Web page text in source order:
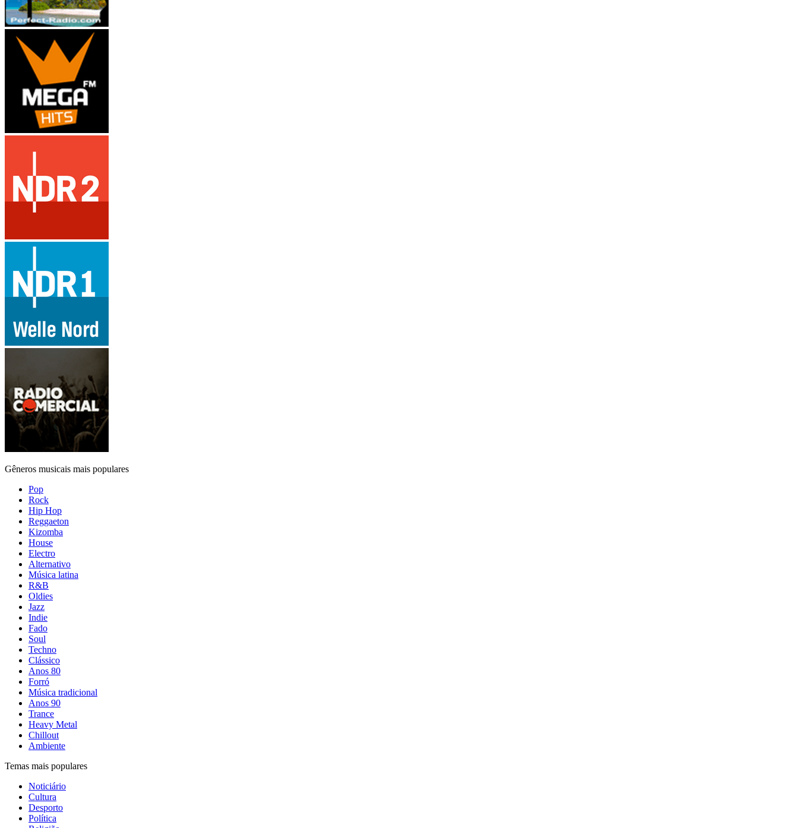
Gêneros musicais mais populares
Pop
Rock
Hip Hop
Reggaeton
Kizomba
House
Electro
Alternativo
Música latina
R&B
Oldies
Jazz
Indie
Fado
Soul
Techno
Clássico
Anos 80
Forró
Música tradicional
Anos 90
Trance
Heavy Metal
Chillout
Ambiente
Temas mais populares
Noticiário
Cultura
Desporto
Política